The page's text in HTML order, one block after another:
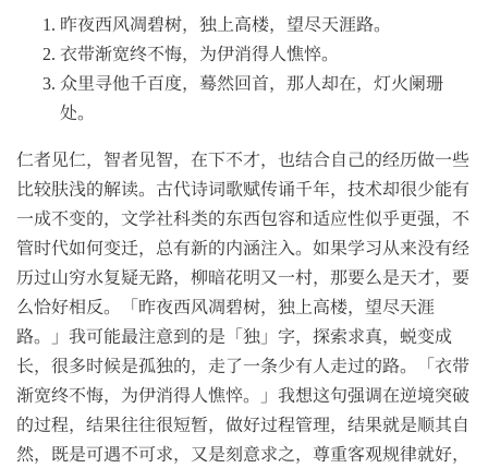
昨夜西风凋碧树，独上高楼，望尽天涯路。
衣带渐宽终不悔，为伊消得人憔悴。
众里寻他千百度，蓦然回首，那人却在，灯火阑珊
处。
仁者见仁，智者见智，在下不才，也结合自己的经历做一些
比较肤浅的解读。古代诗词歌赋传诵千年，技术却很少能有
一成不变的，文学社科类的东西包容和适应性似乎更强，不
管时代如何变迁，总有新的内涵注入。如果学习从来没有经
历过山穷水复疑无路，柳暗花明又一村，那要么是天才，要
么恰好相反。「昨夜西风凋碧树，独上高楼，望尽天涯
路。」我可能最注意到的是「独」字，探索求真，蜕变成
长，很多时候是孤独的，走了一条少有人走过的路。「衣带
渐宽终不悔，为伊消得人憔悴。」我想这句强调在逆境突破
的过程，结果往往很短暂，做好过程管理，结果就是顺其自
然，既是可遇不可求，又是刻意求之，尊重客观规律就好，